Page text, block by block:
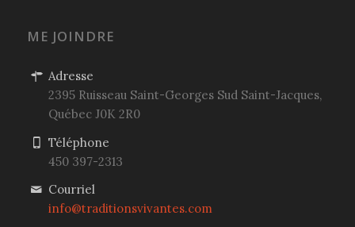
ME JOINDRE
Adresse
2395 Ruisseau Saint-Georges Sud Saint-Jacques,
Québec J0K 2R0
Téléphone
450 397-2313
Courriel
info@traditionsvivantes.com